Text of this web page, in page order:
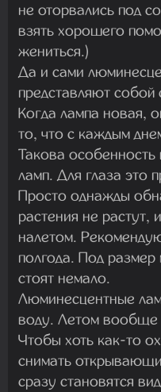
не оторвались под
взять хорошего
жениться.)
Да и сами
представляют
Когда лампа новая,
то, что с каждым
Такова
ламп. Для глаза это
Просто однажды
растения не растут,
налетом.
полгода. Под
стоят немало.
Люминесцентные
воду. Летом вообще
Чтобы хоть как-то
снимать
сразу становятся